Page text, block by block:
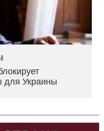
для Украины